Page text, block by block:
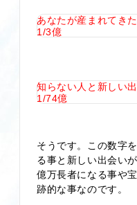
あなたが産まれてき
1/3億
知らない人と新しい
1/74億
そうです。この数字
る事と新しい出会い
億万長者になる事や
跡的な事なのです。